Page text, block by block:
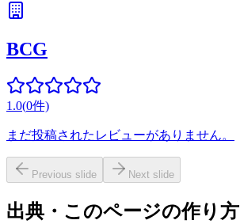
BCG
1.0(0件)
まだ投稿されたレビューがありません。
Previous slide Next slide
出典・このページの作り方